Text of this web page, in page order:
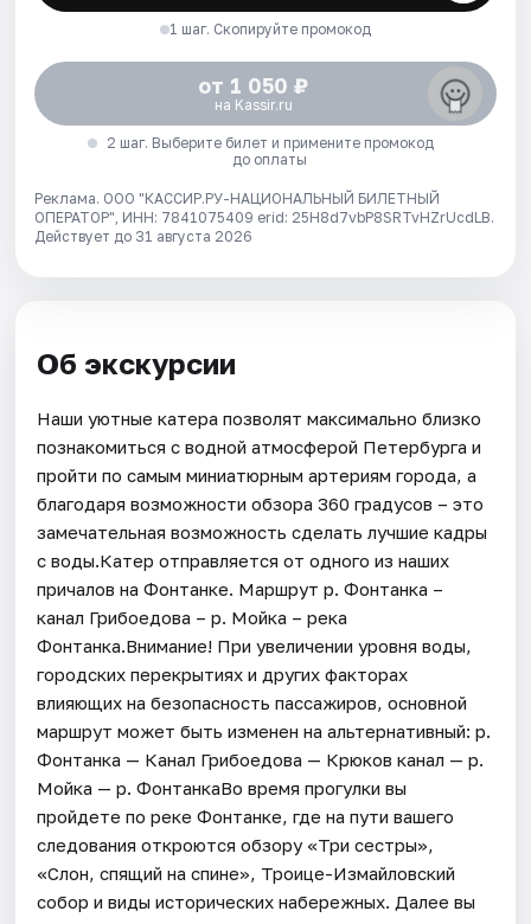
1 шаг. Скопируйте промокод
от 1 050 ₽
на Kassir.ru
2 шаг. Выберите билет и примените промокод
до оплаты
Реклама. ООО "КАССИР.РУ-НАЦИОНАЛЬНЫЙ БИЛЕТНЫЙ
ОПЕРАТОР", ИНН: 7841075409 erid: 25H8d7vbP8SRTvHZrUcdLB.
Действует до 31 августа 2026
Об экскурсии
Наши уютные катера позволят максимально близко
познакомиться с водной атмосферой Петербурга и
пройти по самым миниатюрным артериям города, а
благодаря возможности обзора 360 градусов – это
замечательная возможность сделать лучшие кадры
с воды.Катер отправляется от одного из наших
причалов на Фонтанке. Маршрут р. Фонтанка –
канал Грибоедова – р. Мойка – река
Фонтанка.Внимание! При увеличении уровня воды,
городских перекрытиях и других факторах
влияющих на безопасность пассажиров, основной
маршрут может быть изменен на альтернативный: р.
Фонтанка — Канал Грибоедова — Крюков канал — р.
Мойка — р. ФонтанкаВо время прогулки вы
пройдете по реке Фонтанке, где на пути вашего
следования откроются обзору «Три сестры»,
«Слон, спящий на спине», Троице-Измайловский
собор и виды исторических набережных. Далее вы